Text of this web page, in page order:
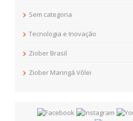
Sem categoria
Tecnologia e Inovação
Ziober Brasil
Ziober Maringá Vôlei